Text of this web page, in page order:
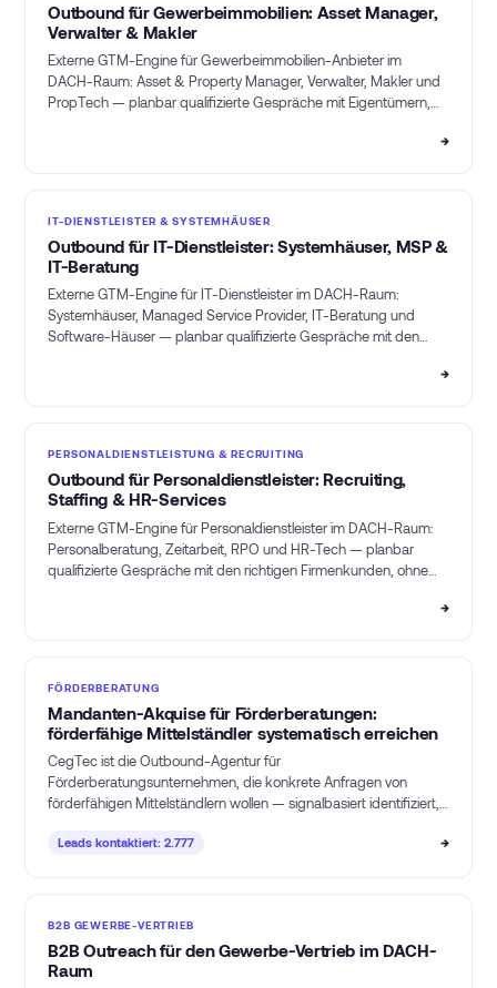
Outbound für Gewerbeimmobilien: Asset Manager,
Verwalter & Makler
Externe GTM-Engine für Gewerbeimmobilien-Anbieter im
DACH-Raum: Asset & Property Manager, Verwalter, Makler und
PropTech — planbar qualifizierte Gespräche mit Eigentümern,
→
IT-DIENSTLEISTER & SYSTEMHÄUSER
Outbound für IT-Dienstleister: Systemhäuser, MSP &
IT-Beratung
Externe GTM-Engine für IT-Dienstleister im DACH-Raum:
Systemhäuser, Managed Service Provider, IT-Beratung und
Software-Häuser — planbar qualifizierte Gespräche mit den
→
PERSONALDIENSTLEISTUNG & RECRUITING
Outbound für Personaldienstleister: Recruiting,
Staffing & HR-Services
Externe GTM-Engine für Personaldienstleister im DACH-Raum:
Personalberatung, Zeitarbeit, RPO und HR-Tech — planbar
qualifizierte Gespräche mit den richtigen Firmenkunden, ohne
→
FÖRDERBERATUNG
Mandanten-Akquise für Förderberatungen:
förderfähige Mittelständler systematisch erreichen
CegTec ist die Outbound-Agentur für
Förderberatungsunternehmen, die konkrete Anfragen von
förderfähigen Mittelständlern wollen — signalbasiert identifiziert,
akquirieren müssen.
Leads kontaktiert: 2.777 →
B2B GEWERBE-VERTRIEB
B2B Outreach für den Gewerbe-Vertrieb im DACH-
Raum